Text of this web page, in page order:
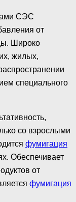
СЭС
от
Широко
жилых,
специального
со взрослыми
фумигация
Обеспечивает
от
фумигация